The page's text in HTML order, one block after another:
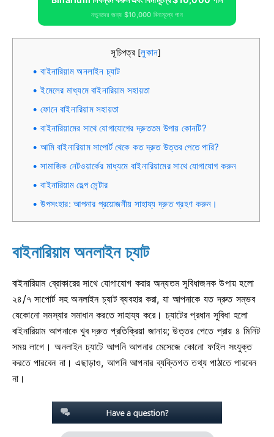
নতুনদের জন্য $10,000 বিনামূল্যে পান
সূচিপত্র [লুকান]
বাইনারিয়াম অনলাইন চ্যাট
ইমেলের মাধ্যমে বাইনারিয়াম সহায়তা
ফোনে বাইনারিয়াম সহায়তা
বাইনারিয়ামের সাথে যোগাযোগের দ্রুততম উপায় কোনটি?
আমি বাইনারিয়াম সাপোর্ট থেকে কত দ্রুত উত্তর পেতে পারি?
সামাজিক নেটওয়ার্কের মাধ্যমে বাইনারিয়ামের সাথে যোগাযোগ করুন
বাইনারিয়াম হেল্প সেন্টার
উপসংহার: আপনার প্রয়োজনীয় সাহায্য দ্রুত গ্রহণ করুন।
বাইনারিয়াম অনলাইন চ্যাট
বাইনারিয়াম ব্রোকারের সাথে যোগাযোগ করার অন্যতম সুবিধাজনক উপায় হলো
২৪/৭ সাপোর্ট সহ অনলাইন চ্যাট ব্যবহার করা, যা আপনাকে যত দ্রুত সম্ভব
যেকোনো সমস্যার সমাধান করতে সাহায্য করে। চ্যাটের প্রধান সুবিধা হলো
বাইনারিয়াম আপনাকে খুব দ্রুত প্রতিক্রিয়া জানায়; উত্তর পেতে প্রায় ৪ মিনিট
সময় লাগে। অনলাইন চ্যাটে আপনি আপনার মেসেজে কোনো ফাইল সংযুক্ত
করতে পারবেন না। এছাড়াও, আপনি আপনার ব্যক্তিগত তথ্য পাঠাতে পারবেন
না।